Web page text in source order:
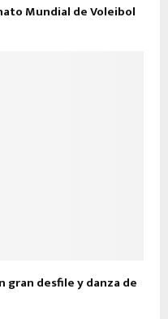
Mundial de Voleibol
desfile y danza de